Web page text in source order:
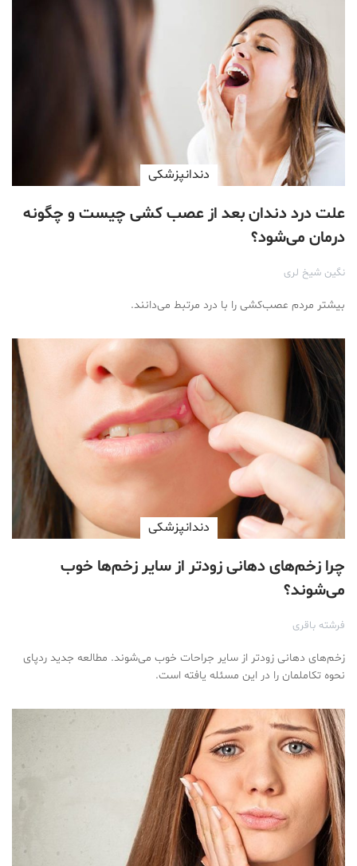
دندانپزشکی
علت درد دندان بعد از عصب کشی چیست و چگونه
درمان می‌شود؟
نگین شیخ لری
بیشتر مردم عصب‌کشی را با درد مرتبط می‌دانند.
دندانپزشکی
چرا زخم‌های دهانی زودتر از سایر زخم‌ها خوب
می‌شوند؟
فرشته باقری
زخم‌های دهانی زودتر از سایر جراحات خوب می‌شوند. مطالعه جدید ردپای
نحوه تکاملمان را در این مسئله یافته است.